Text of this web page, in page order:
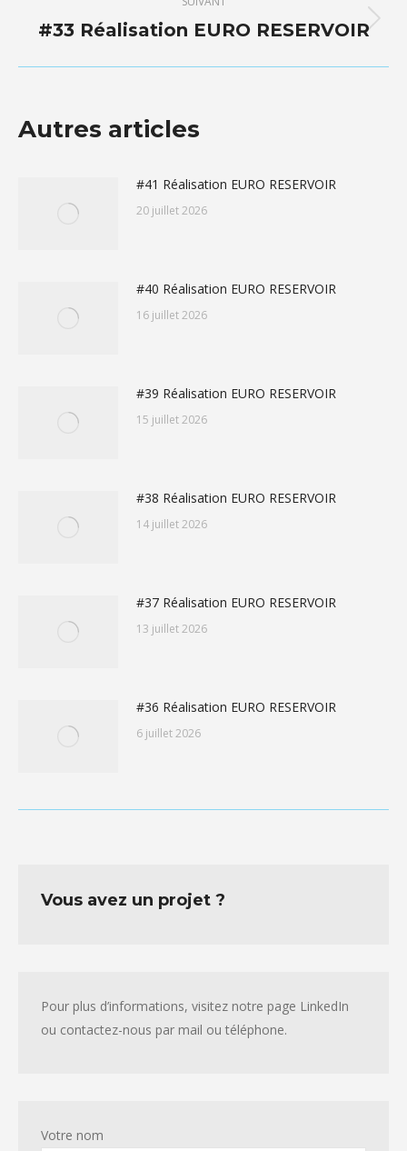
Article
#33 Réalisation EURO RESERVOIR
Autres articles
#41 Réalisation EURO RESERVOIR
20 juillet 2026
#40 Réalisation EURO RESERVOIR
16 juillet 2026
#39 Réalisation EURO RESERVOIR
15 juillet 2026
#38 Réalisation EURO RESERVOIR
14 juillet 2026
#37 Réalisation EURO RESERVOIR
13 juillet 2026
#36 Réalisation EURO RESERVOIR
6 juillet 2026
Vous avez un projet ?
Pour plus d’informations, visitez notre page LinkedIn
ou contactez-nous par mail ou téléphone.
Votre nom